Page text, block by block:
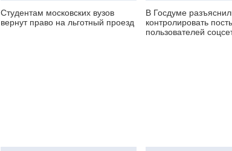
Студентам московских вузов
вернут право на льготный проезд
В Госдуме
контролировать
пользователей